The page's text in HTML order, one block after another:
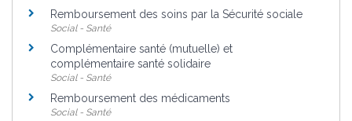
Remboursement des soins par la Sécurité sociale
Social - Santé
Complémentaire santé (mutuelle) et
complémentaire santé solidaire
Social - Santé
Remboursement des médicaments
Social - Santé